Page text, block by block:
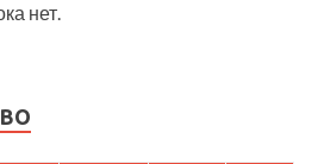
нет.